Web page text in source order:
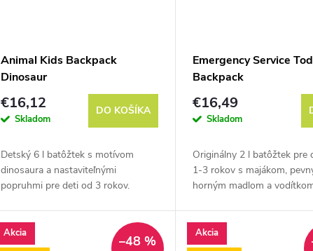
Animal Kids Backpack
Dinosaur
€16,12
Skladom
DO KOŠÍKA
Detský 6 l batôžtek s motívom
dinosaura a nastaviteľnými
popruhmi pre deti od 3 rokov.
Emergency Service
Backpack
€16,49
Skladom
Originálny 2 l batôžtek pre
1-3 rokov s majákom,
horným madlom a
Akcia
–48 %
Akcia